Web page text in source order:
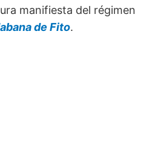
manifiesta del régimen
de Fito.